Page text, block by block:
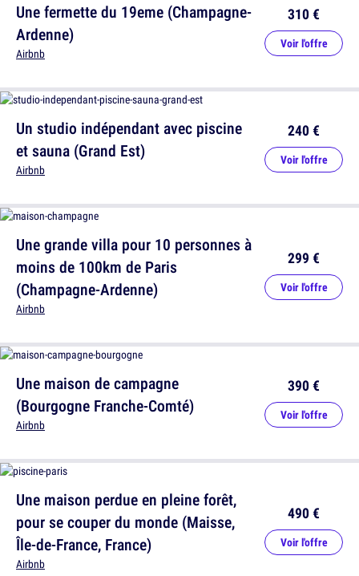
Une fermette du 19eme (Champagne-
Ardenne)
Airbnb
310 €
Voir l'offre
Une grande villa pour 10 personnes à
moins de 100km de Paris
(Champagne-Ardenne)
Airbnb
299 €
Voir l'offre
Une maison perdue en pleine forêt,
pour se couper du monde (Maisse,
Île-de-France, France)
Airbnb
490 €
Voir l'offre
Un studio indépendant avec piscine
et sauna (Grand Est)
Airbnb
240 €
Voir l'offre
Une maison de campagne
(Bourgogne Franche-Comté)
Airbnb
390 €
Voir l'offre